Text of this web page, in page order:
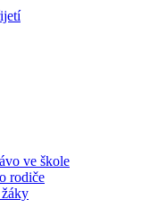
ve škole
rodiče